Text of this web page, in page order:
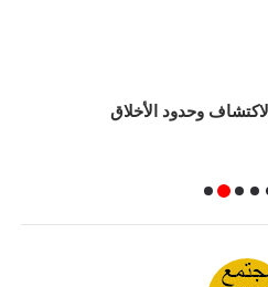
وحدود الأخلاق